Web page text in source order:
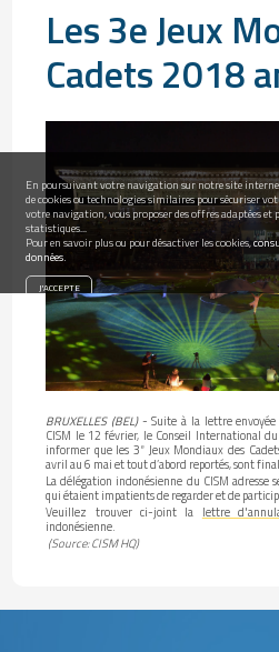
En poursuivant votre navigation sur notre site
de cookies ou technologies similaires pour sécuriser
votre navigation, vous proposer des offres adaptées et
statistiques...
Pour en savoir plus ou pour désactiver les cookies,
données.
Les 3e Jeux
Cadets 2018
BRUXELLES (BEL)- Suite à la lettre envoyée
CISM le 12 février, le Conseil International
informer que les 3 e Jeux Mondiaux des
avril au 6 mai et tout d’abord reportés, sont
La délégation indonésienne du CISM adresse
qui étaient impatients de regarder et de
Veuillez trouver ci-joint la lettre
indonésienne.
(Source: CISM HQ)